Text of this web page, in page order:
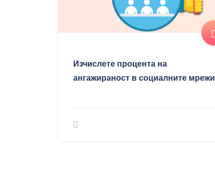
Изчислете процента на
ангажираност в социалните мрежи